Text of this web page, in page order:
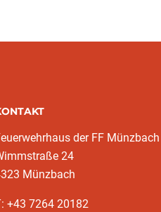
der FF Münzbach
24
Münzbach
+43 7264 20182